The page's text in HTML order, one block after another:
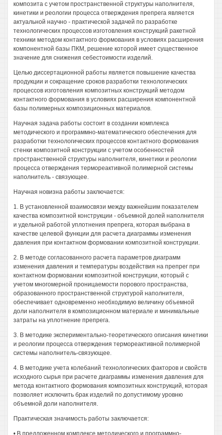
композита с учетом пространственной структуры наполнителя,
кинетики и реологии процесса отверждения препрега является
актуальной научно - практической задачей по разработке
технологических процессов изготовления конструкций ракетной
техники методом контактного формования в условиях расширения
компонентной базы ПКМ, решение которой имеет существенное
значение для снижения себестоимости изделий.
Целью диссертационной работы является повышение качества
продукции и сокращение сроков разработки технологических
процессов изготовления композитных конструкций методом
контактного формования в условиях расширения компонентной
базы полимерных композиционных материалов.
Научная задача работы состоит в создании комплекса
методического и программно-математического обеспечения для
разработки технологических процессов контактного формования
стенки композитной конструкции с учетом особенностей
пространственной структуры наполнителя, кинетики и реологии
процесса отверждения термореактивной полимерной системы
наполнитель - связующее.
Научная новизна работы заключается:
1. В установленной взаимосвязи между важнейшим показателем
качества композитной конструкции - объемной долей наполнителя
и удельной работой уплотнения препрега, которая выбрана в
качестве целевой функции для расчета диаграммы изменения
давления при контактном формовании композитной конструкции.
2. В методе согласованного расчета параметров диаграмм
изменения давления и температуры воздействия на препрег при
контактном формовании композитной конструкции, который с
учетом многомерной проницаемости порового пространства,
образованного пространственной структурой наполнителя,
обеспечивает одновременно необходимую величину объемной
доли наполнителя в композиционном материале и минимальные
затраты на уплотнение препрега.
3. В методике экспериментально-теоретического описания кинетики
и реологии процесса отверждения термореактивной полимерной
системы наполнитель-связующее.
4. В методике учета колебаний технологических факторов и свойств
исходного сырья при расчете диаграммы изменения давления для
метода контактного формования композитных конструкций, которая
позволяет исключить брак изделий по допустимому уровню
объемной доли наполнителя.
Практическая значимость работы заключается:
• В предложенном комплексе методического и программно-